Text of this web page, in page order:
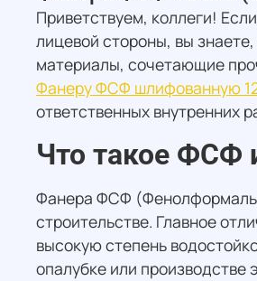
Приветствуем, коллеги!
лицевой стороны, вы
материалы, сочетающие
Фанеру ФСФ шлифованную
ответственных внутренних
Что такое ФСФ
Фанера ФСФ
строительстве. Главное
высокую степень
опалубке или